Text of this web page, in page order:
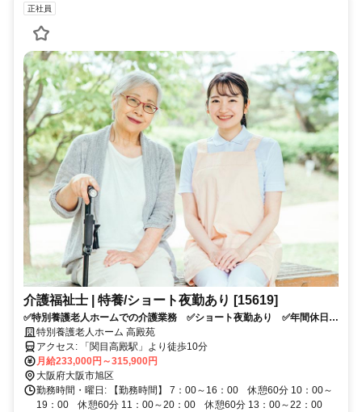
正社員
介護福祉士 | 特養/ショート夜勤あり [15619]
✅特別養護老人ホームでの介護業務 ✅ショート夜勤あり ✅年間休日
107日 ✅車通勤可 ✅住宅手当あり ✅2017年に新築移転した、シッ
クでオシャレな内装の施設です！ ✅応募条件：介護系資格をお持ちの
方
特別養護老人ホーム 高殿苑
アクセス: 「関目高殿駅」より徒歩10分
月給233,000円～315,900円
大阪府大阪市旭区
勤務時間・曜日: 【勤務時間】 7：00～16：00 休憩60分 10：00～
19：00 休憩60分 11：00～20：00 休憩60分 13：00～22：00